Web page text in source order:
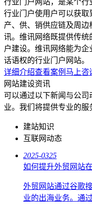
行业门户网站，是某个
行业门户使用户可以获
产、供、销供应链及周
讯。维讯网络既提供传统
户建设。维讯网络能为
话语权的行业门户网站。
详细介绍查看案例 马上咨
网站建设资讯
可以通过以下新闻与公
业。我们将提供专业的服
建站知识
互联网动态
2025-0325
如何提升外贸网站
外贸网站通过谷歌
业的出海业务。通